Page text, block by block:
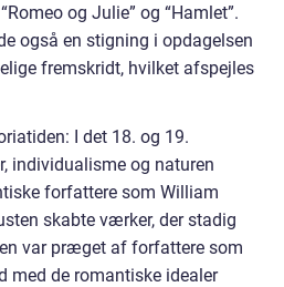
og Julie” og “Hamlet”.
også en stigning i opdagelsen
fremskridt, hvilket afspejles
I det 18. og 19.
individualisme og naturen
forfattere som William
skabte værker, der stadig
var præget af forfattere som
med de romantiske idealer